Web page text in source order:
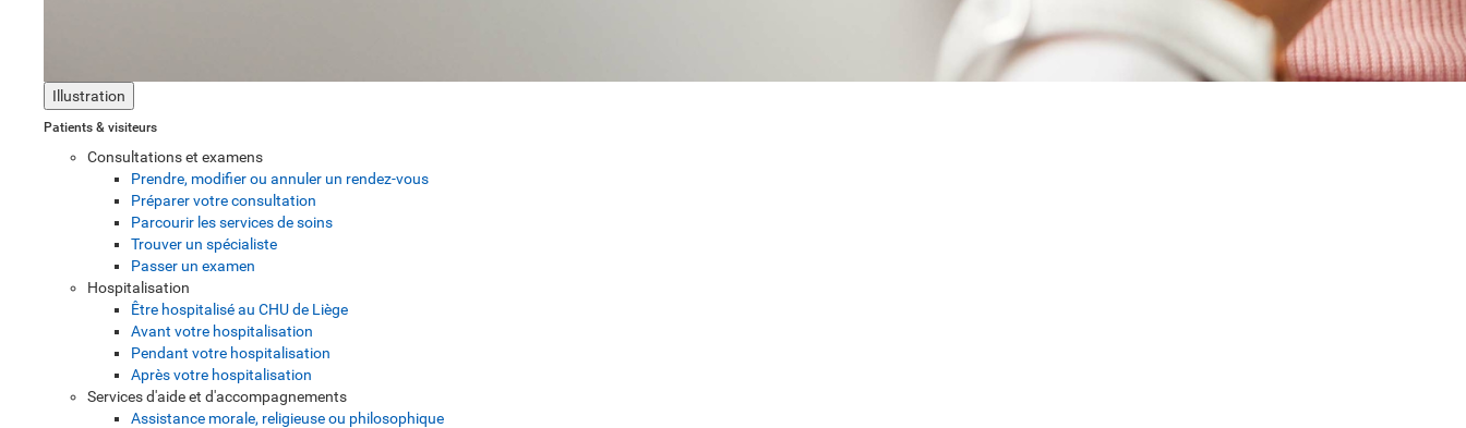
Illustration
Patients & visiteurs
Consultations et examens
Prendre, modifier ou annuler un rendez-vous
Préparer votre consultation
Parcourir les services de soins
Trouver un spécialiste
Passer un examen
Hospitalisation
Être hospitalisé au CHU de Liège
Avant votre hospitalisation
Pendant votre hospitalisation
Après votre hospitalisation
Services d'aide et d'accompagnements
Assistance morale, religieuse ou philosophique